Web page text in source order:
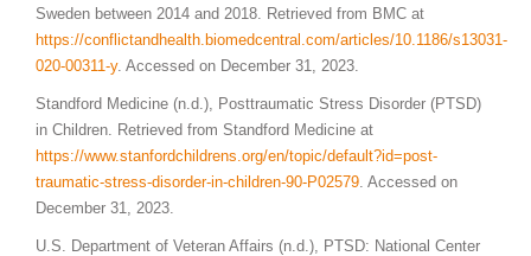
Sweden between 2014 and 2018. Retrieved from BMC at
https://conflictandhealth.biomedcentral.com/articles/10.1186/s13031-
020-00311-y. Accessed on December 31, 2023.
Standford Medicine (n.d.), Posttraumatic Stress Disorder (PTSD)
in Children. Retrieved from Standford Medicine at
https://www.stanfordchildrens .org/en/topic/default?id=post-
traumatic-stress-disorder-in-children-90-P02579 . Accessed on
December 31, 2023.
U.S. Department of Veteran Affairs (n.d.), PTSD: National Center